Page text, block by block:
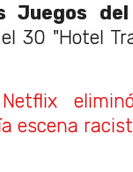
Juegos
30 "Hotel
Netflix
escena